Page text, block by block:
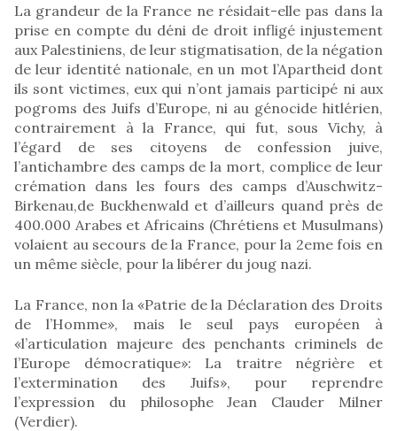
La grandeur de la France ne résidait-elle pas dans la
prise en compte du déni de droit infligé injustement
aux Palestiniens, de leur stigmatisation, de la négation
de leur identité nationale, en un mot l’Apartheid dont
ils sont victimes, eux qui n’ont jamais participé ni aux
pogroms des Juifs d’Europe, ni au génocide hitlérien,
contrairement à la France, qui fut, sous Vichy, à
l’égard de ses citoyens de confession juive,
l’antichambre des camps de la mort, complice de leur
crémation dans les fours des camps d’Auschwitz-
Birkenau,de Buckhenwald et d’ailleurs quand près de
400.000 Arabes et Africains (Chrétiens et Musulmans)
volaient au secours de la France, pour la 2eme fois en
un même siècle, pour la libérer du joug nazi.
La France, non la «Patrie de la Déclaration des Droits
de l’Homme», mais le seul pays européen à
«l’articulation majeure des penchants criminels de
l’Europe démocratique»: La traitre négrière et
l’extermination des Juifs», pour reprendre
l’expression du philosophe Jean Clauder Milner
(Verdier).